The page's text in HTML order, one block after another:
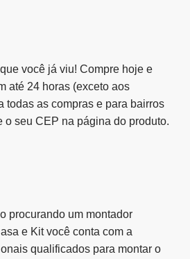
você já viu! Compre hoje e
até 24 horas (exceto aos
todas as compras e para bairros
seu CEP na página do produto.
procurando um montador
e Kit você conta com a
qualificados para montar o